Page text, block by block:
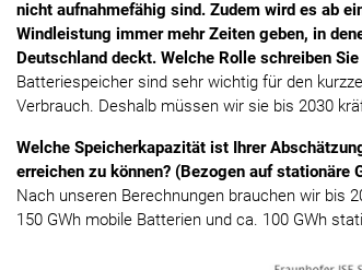
nicht aufnahmefähig sind. Zudem wird es ab
Windleistung immer mehr Zeiten geben, in
Deutschland deckt. Welche Rolle schreiben
Batteriespeicher sind sehr wichtig für den
Verbrauch. Deshalb müssen wir sie bis 2030
Welche Speicherkapazität ist Ihrer
erreichen zu können? (Bezogen auf stationäre
Nach unseren Berechnungen brauchen wir bis
150 GWh mobile Batterien und ca. 100 GWh